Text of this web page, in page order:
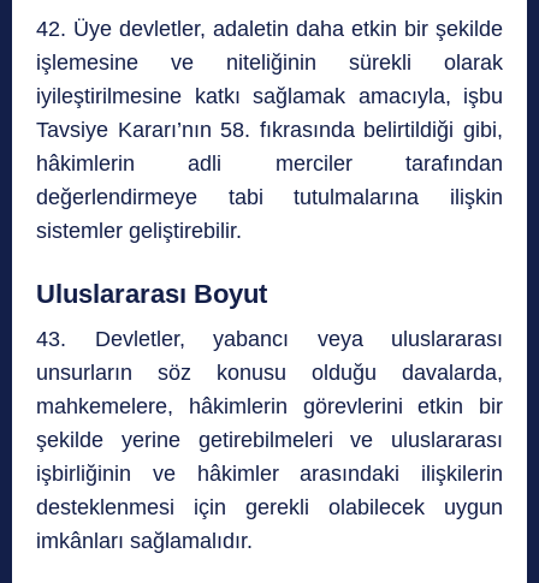
42. Üye devletler, adaletin daha etkin bir şekilde
işlemesine ve niteliğinin sürekli olarak
iyileştirilmesine katkı sağlamak amacıyla, işbu
Tavsiye Kararı’nın 58. fıkrasında belirtildiği gibi,
hâkimlerin adli merciler tarafından
değerlendirmeye tabi tutulmalarına ilişkin
sistemler geliştirebilir.
Uluslararası Boyut
43. Devletler, yabancı veya uluslararası
unsurların söz konusu olduğu davalarda,
mahkemelere, hâkimlerin görevlerini etkin bir
şekilde yerine getirebilmeleri ve uluslararası
işbirliğinin ve hâkimler arasındaki ilişkilerin
desteklenmesi için gerekli olabilecek uygun
imkânları sağlamalıdır.